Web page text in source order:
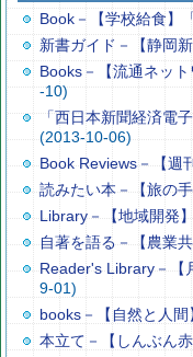
Book－【学校給食】
新書ガイド－【静岡新
Books－【流通ネッ
-10)
「西日本新聞経済電
(2013-10-06)
Book Reviews－【週
読みたい本－【旅の
Library－【地域開発
自著を語る－【農業
Reader's Library－【
9-01)
books－【自然と人間
本立て－【しんぶん赤